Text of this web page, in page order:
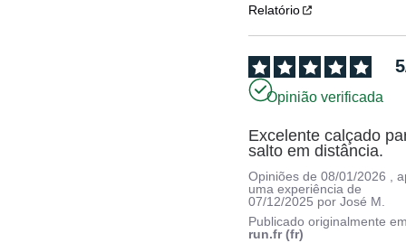
Relatório
5
Opinião verificada
Excelente calçado
salto em distância.
Opiniões de08/01/2026 ,
uma experiência de
07/12/2025 porJosé M.
Publicado originalmente
run.fr (fr)